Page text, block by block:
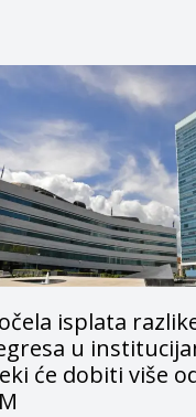
isplata
u
će dobiti više